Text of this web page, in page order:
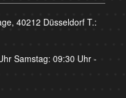
40212 Düsseldorf T.:
Samstag: 09:30 Uhr -